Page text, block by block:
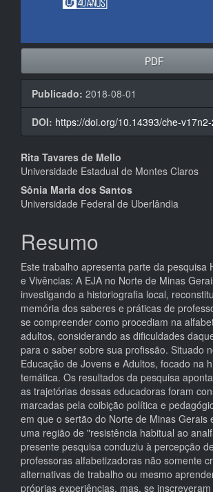
PDF
Publicado: 2018-08-01
DOI: https://doi.org/10.14393/che-
Conteúdo
do
artigo
principal
Rita Tavares de Mello
Universidade Estadual de Montes Claros
Sônia Maria dos Santos
Universidade Federal de Uberlândia
Resumo
Este trabalho apresenta parte da pesquisa
e Vivências: A EJA no Norte de Minas
investigando a historiografia local,
memória dos saberes e práticas de
se compreender como procediam na
adultos, considerando as dificuldades
para o saber sobre sua profissão. Situado
Educação de Jovens e Adultos, focado na
temática. Os resultados da pesquisa
as trajetórias dessas educadoras foram
marcadas pela coibição política e
em que o sertão do Norte de Minas Gerais
uma região de "resistência habitual ao
presente pesquisa conduziu à percepção
professoras alfabetizadoras não somente
alternativas de trabalho ou mesmo
próprias experiências, mas, se